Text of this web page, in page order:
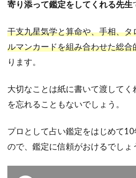
寄り添って鑑定をしてくれる先生
干支九星気学と算命や、手相、
ルマンカードを組み合わせた総合
ります。
大切なことは紙に書いて渡してく
を忘れることもないでしょう。
プロとして占い鑑定をはじめて
ので、鑑定に信頼がおけるでしょ